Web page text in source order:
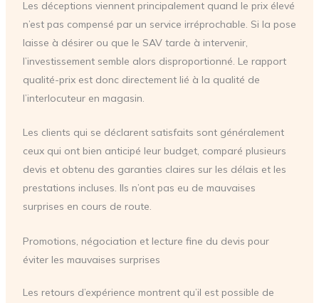
Les déceptions viennent principalement quand le prix élevé
n’est pas compensé par un service irréprochable. Si la pose
laisse à désirer ou que le SAV tarde à intervenir,
l’investissement semble alors disproportionné. Le rapport
qualité-prix est donc directement lié à la qualité de
l’interlocuteur en magasin.
Les clients qui se déclarent satisfaits sont généralement
ceux qui ont bien anticipé leur budget, comparé plusieurs
devis et obtenu des garanties claires sur les délais et les
prestations incluses. Ils n’ont pas eu de mauvaises
surprises en cours de route.
Promotions, négociation et lecture fine du devis pour
éviter les mauvaises surprises
Les retours d’expérience montrent qu’il est possible de